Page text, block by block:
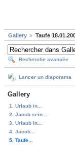
Gallery Taufe
Recherche avancée
Lancer un diaporama
Gallery
1. Urlaub in...
2. Jacob sein ...
3. Urlaub in...
4. Jacob...
5. Taufe...